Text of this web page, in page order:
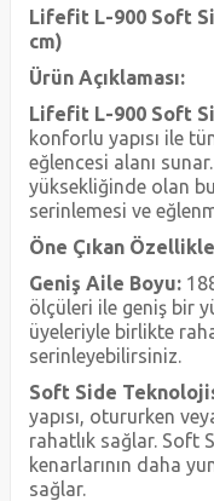
Lifefit L-900 Soft
cm)
Ürün Açıklaması:
Lifefit L-900 Soft
konforlu yapısı ile
eğlencesi alanı
yüksekliğinde olan
serinlemesi ve
Öne Çıkan
Geniş Aile Boyu:
ölçüleri ile geniş bir
üyeleriyle birlikte
serinleyebilirsiniz.
Soft Side
yapısı, otururken
rahatlık sağlar. Soft
kenarlarının daha
sağlar.